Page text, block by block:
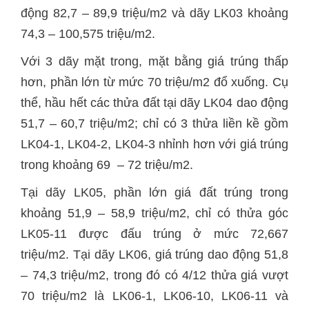
động 82,7 – 89,9 triệu/m2 và dãy LK03 khoảng
74,3 – 100,575 triệu/m2.
Với 3 dãy mặt trong, mặt bằng giá trúng thấp
hơn, phần lớn từ mức 70 triệu/m2 đổ xuống. Cụ
thể, hầu hết các thửa đất tại dãy LK04 dao động
51,7 – 60,7 triệu/m2; chỉ có 3 thửa liền kề gồm
LK04-1, LK04-2, LK04-3 nhỉnh hơn với giá trúng
trong khoảng 69 – 72 triệu/m2.
Tại dãy LK05, phần lớn giá đất trúng trong
khoảng 51,9 – 58,9 triệu/m2, chỉ có thửa góc
LK05-11 được đấu trúng ở mức 72,667
triệu/m2. Tại dãy LK06, giá trúng dao động 51,8
– 74,3 triệu/m2, trong đó có 4/12 thửa giá vượt
70 triệu/m2 là LK06-1, LK06-10, LK06-11 và